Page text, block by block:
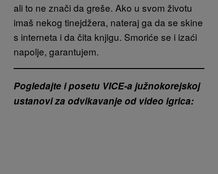
ali to ne znači da greše. Ako u svom životu
imaš nekog tinejdžera, nateraj ga da se skine
s interneta i da čita knjigu. Smoriće se i izaći
napolje, garantujem.
Pogledajte i posetu VICE-a južnokorejskoj
ustanovi za odvikavanje od video igrica: